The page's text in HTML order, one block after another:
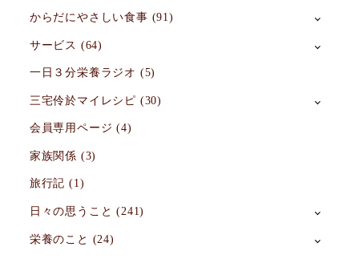
からだにやさしい食事 (91)
サービス (64)
一日３分栄養ラジオ (5)
三宅伶於マイレシピ (30)
会員専用ページ (4)
家族関係 (3)
旅行記 (1)
日々の思うこと (241)
栄養のこと (24)